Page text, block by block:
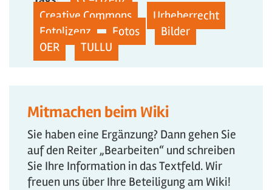
Creative Commons
Urheberrecht
Fotolizenz
Fotos
Bilder
OER
TULLU
Mitmachen beim Wiki
Sie haben eine Ergänzung? Dann gehen Sie
auf den Reiter „Bearbeiten“ und schreiben
Sie Ihre Information in das Textfeld. Wir
freuen uns über Ihre Beteiligung am Wiki!